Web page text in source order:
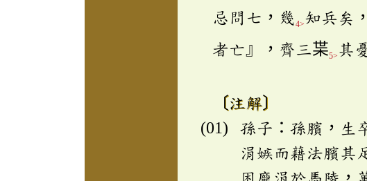
忌問七，幾 4>知兵矣
者亡』，齊三枼5> 其
〔注解〕
孫子：孫臏，生
涓嫉而藉法臏其
困龐涓於馬陵，